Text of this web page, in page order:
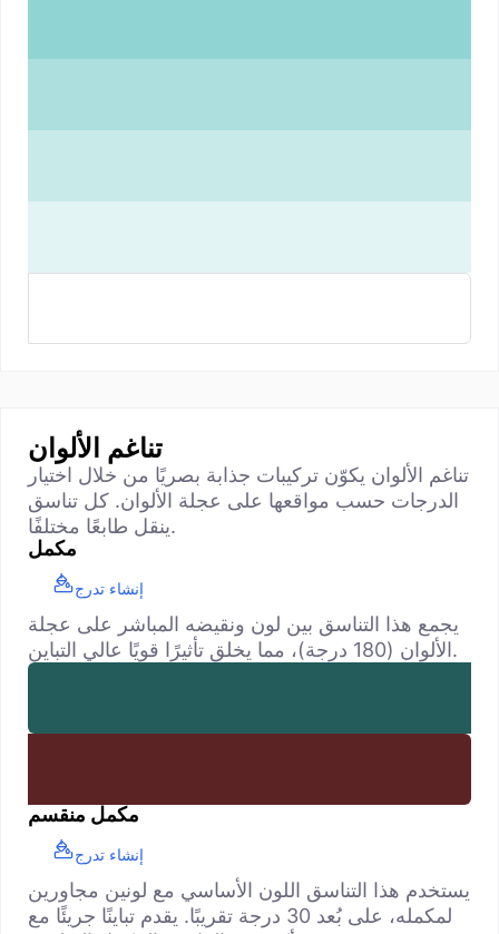
تناغم الألوان
تناغم الألوان يكوّن تركيبات جذابة بصريًا من خلال اختيار
الدرجات حسب مواقعها على عجلة الألوان. كل تناسق
ينقل طابعًا مختلفًا.
مكمل
إنشاء تدرج
يجمع هذا التناسق بين لون ونقيضه المباشر على عجلة
الألوان (180 درجة)، مما يخلق تأثيرًا قويًا عالي التباين.
مكمل منقسم
إنشاء تدرج
يستخدم هذا التناسق اللون الأساسي مع لونين مجاورين
لمكمله، على بُعد 30 درجة تقريبًا. يقدم تباينًا جريئًا مع